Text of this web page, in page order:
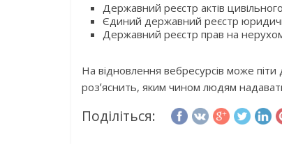
Державний реєстр актів
Єдиний державний реєстр
Державний реєстр прав на
На відновлення вебресурсів може
розʼяснить, яким чином людям
Поділіться: